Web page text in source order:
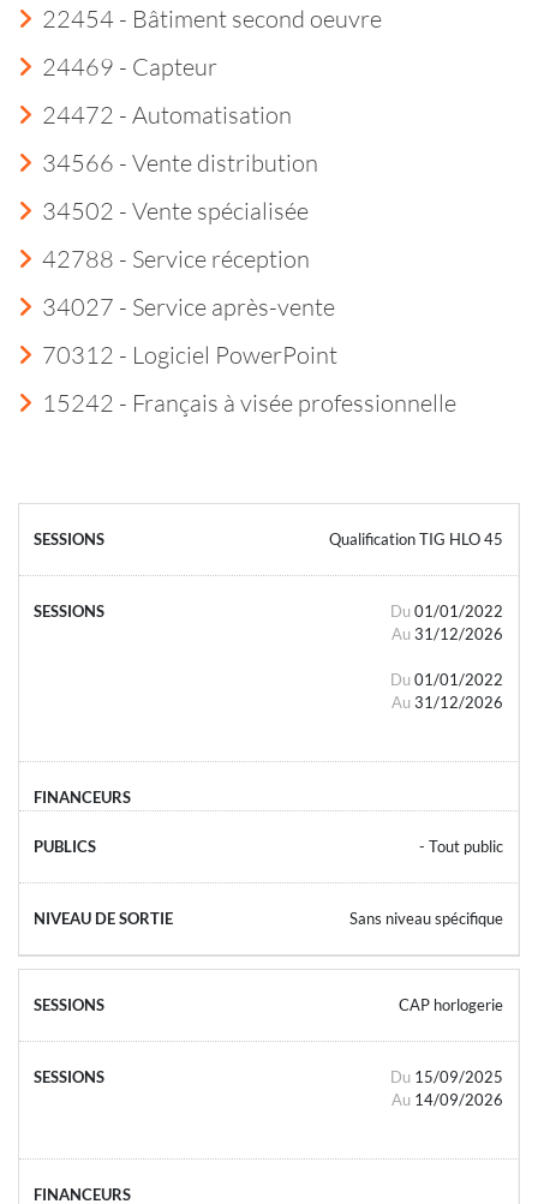
22454 - Bâtiment second oeuvre
24469 - Capteur
24472 - Automatisation
34566 - Vente distribution
34502 - Vente spécialisée
42788 - Service réception
34027 - Service après-vente
70312 - Logiciel PowerPoint
15242 - Français à visée professionnelle
Qualification TIG HLO 45
Du 01/01/2022
Au 31/12/2026
Du 01/01/2022
Au 31/12/2026
- Tout public
Sans niveau spécifique
CAP horlogerie
Du 15/09/2025
Au 14/09/2026